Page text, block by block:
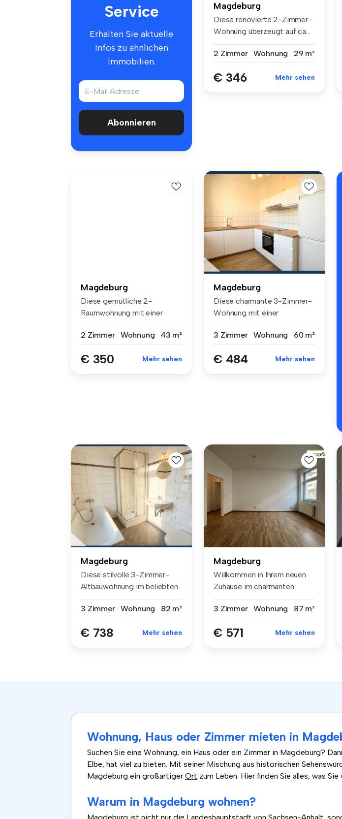
Service
Erhalten Sie aktuelle
Infos zu ähnlichen
Immobilien.
Abonnieren
Magdeburg
Diese renovierte 2-Zimmer-
Wohnung überzeugt auf ca...
2 Zimmer Wohnung 29 m²
€ 346 Mehr sehen
Magdeburg
Diese gemütliche 2-
Raumwohnung mit einer
2 Zimmer Wohnung 43 m²
€ 350 Mehr sehen
Magdeburg
Diese charmante 3-Zimmer-
Wohnung mit einer
3 Zimmer
Wohnung 60 m²
€ 484 Mehr sehen
Magdeburg
Diese stilvolle 3-Zimmer-
Altbauwohnung im beliebten
3 Zimmer
Wohnung 82 m²
€ 738 Mehr sehen
Magdeburg
Willkommen in Ihrem neuen
Zuhause im charmanten
3 Zimmer
Wohnung 87 m²
€ 571 Mehr sehen
Wohnung, Haus oder Zimmer mieten in
Suchen Sie eine Wohnung, ein Haus oder ein Zimmer in Magdeburg?
Elbe, hat viel zu bieten. Mit seiner Mischung aus historischen
Magdeburg ein großartiger Ort zum Leben. Hier finden Sie alles, was
Warum in Magdeburg wohnen?